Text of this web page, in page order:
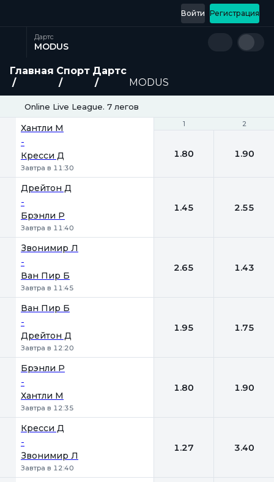
Регистрация
Войти
Дартс
MODUS
Главная Спорт Дартс
MODUS
Online Live League. 7 легов
1 2
Хантли М
-
Кресси Д
Завтра в 11:30
1 2
1.80 1.90
Дрейтон Д
-
Брэнли Р
Завтра в 11:40
1.45 2.55
Звонимир Л
-
Ван Пир Б
Завтра в 11:45
2.65 1.43
Ван Пир Б
-
Дрейтон Д
Завтра в 12:20
1.95 1.75
Брэнли Р
-
Хантли М
Завтра в 12:35
1.80 1.90
Кресси Д
-
Звонимир Л
Завтра в 12:40
1.27 3.40